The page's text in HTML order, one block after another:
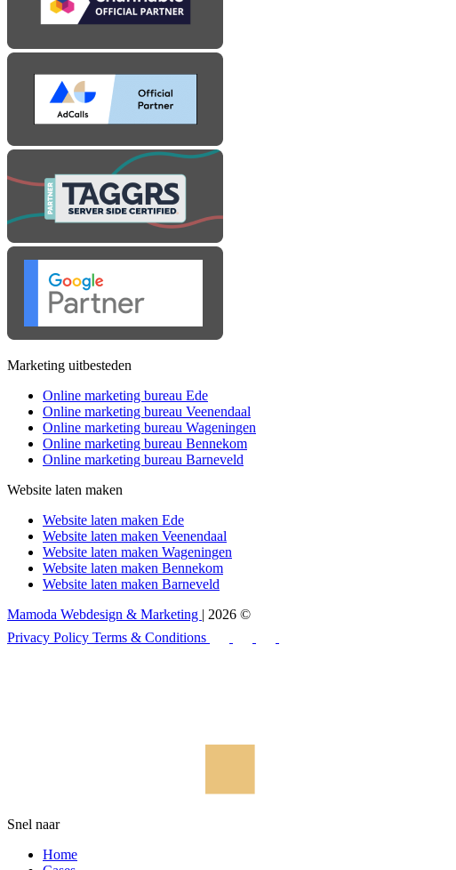
Marketing uitbesteden
Online marketing bureau Ede
Online marketing bureau Veenendaal
Online marketing bureau Wageningen
Online marketing bureau Bennekom
Online marketing bureau Barneveld
Website laten maken
Website laten maken Ede
Website laten maken Veenendaal
Website laten maken Wageningen
Website laten maken Bennekom
Website laten maken Barneveld
Mamoda Webdesign & Marketing | 2026 ©
Privacy Policy Terms & Conditions
Snel naar
Home